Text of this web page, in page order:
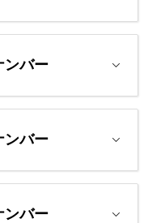
ンバー
ンバー
ンバー